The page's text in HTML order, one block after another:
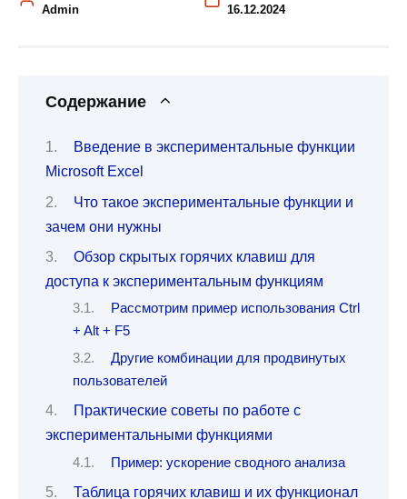
Admin 16.12.2024
Содержание
Введение в экспериментальные функции
Microsoft Excel
Что такое экспериментальные функции и
зачем они нужны
Обзор скрытых горячих клавиш для
доступа к экспериментальным функциям
Рассмотрим пример использования Ctrl
+ Alt + F5
Другие комбинации для продвинутых
пользователей
Практические советы по работе с
экспериментальными функциями
Пример: ускорение сводного анализа
Таблица горячих клавиш и их функционал